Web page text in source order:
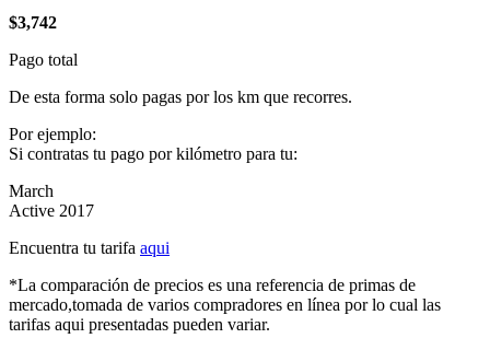
$3,742
Pago total
De esta forma solo pagas por los km que recorres.
Por ejemplo:
Si contratas tu pago por kilómetro para tu:
March
Active 2017
Encuentra tu tarifa aqui
*La comparación de precios es una referencia de primas de
mercado,tomada de varios compradores en línea por lo cual las
tarifas aqui presentadas pueden variar.